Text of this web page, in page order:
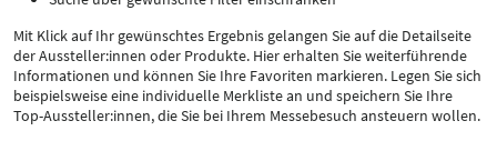
Mit Klick auf Ihr gewünschtes Ergebnis gelangen Sie auf die Detailseite
der Aussteller:innen oder Produkte. Hier erhalten Sie weiterführende
Informationen und können Sie Ihre Favoriten markieren. Legen Sie sich
beispielsweise eine individuelle Merkliste an und speichern Sie Ihre
Top-Aussteller:innen, die Sie bei Ihrem Messebesuch ansteuern wollen.